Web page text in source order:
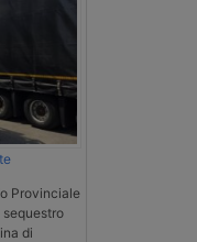
Provinciale
di